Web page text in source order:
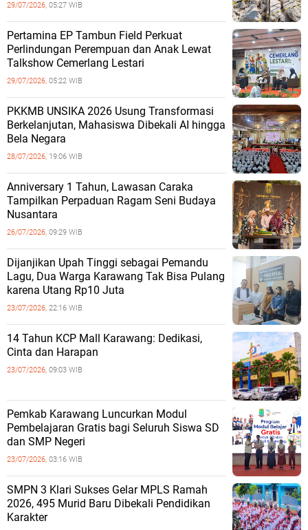
29/07/2026, 05:27 WIB
Pertamina EP Tambun Field Perkuat
Perlindungan Perempuan dan Anak Lewat
Talkshow Cemerlang Lestari
29/07/2026, 05:22 WIB
PKKMB UNSIKA 2026 Usung Transformasi
Berkelanjutan, Mahasiswa Dibekali AI hingga
Bela Negara
28/07/2026, 19:06 WIB
Anniversary 1 Tahun, Lawasan Caraka
Tampilkan Perpaduan Ragam Seni Budaya
Nusantara
26/07/2026, 09:29 WIB
Dijanjikan Upah Tinggi sebagai Pemandu
Lagu, Dua Warga Karawang Tak Bisa Pulang
karena Utang Rp10 Juta
23/07/2026, 22:16 WIB
14 Tahun KCP Mall Karawang: Dedikasi,
Cinta dan Harapan
23/07/2026, 09:03 WIB
Pemkab Karawang Luncurkan Modul
Pembelajaran Gratis bagi Seluruh Siswa SD
dan SMP Negeri
23/07/2026, 03:16 WIB
SMPN 3 Klari Sukses Gelar MPLS Ramah
2026, 495 Murid Baru Dibekali Pendidikan
Karakter